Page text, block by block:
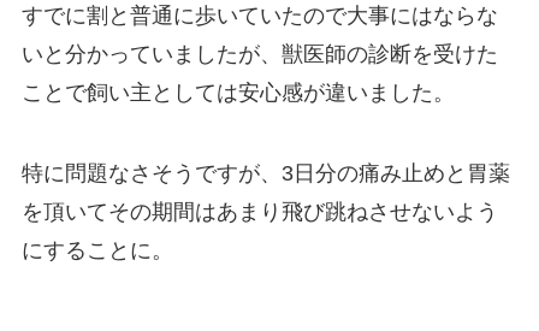
すでに割と普通に歩いていたので大事にはならな
いと分かっていましたが、獣医師の診断を受けた
ことで飼い主としては安心感が違いました。
特に問題なさそうですが、3日分の痛み止めと胃薬
を頂いてその期間はあまり飛び跳ねさせないよう
にすることに。